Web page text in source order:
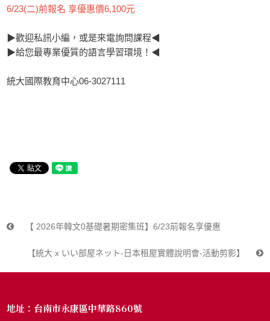
6/23(二)前報名 享優惠價6,100元
▶歡迎私訊小編，或是來電詢問課程◀
▶給您最專業優質的語言學習環境！◀
統大國際教育中心06-3027111
【 2026年韓文0基礎暑期密集班】6/23前報名享優惠
【統大 x いい部屋ネット-日本租屋實體說明會-活動剪影】
地址： 台南市永康區中華路860號